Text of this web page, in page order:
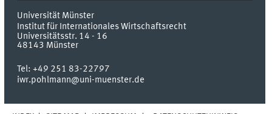
Universität Münster
Institut für Internationales Wirtschaftsrecht
Universitätsstr. 14 - 16
48143 Münster
Tel:+49 251 83-22797
iwr.pohlmann@uni-muenster.de